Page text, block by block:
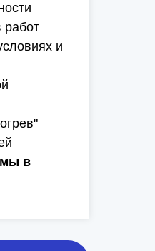
работ
и
в